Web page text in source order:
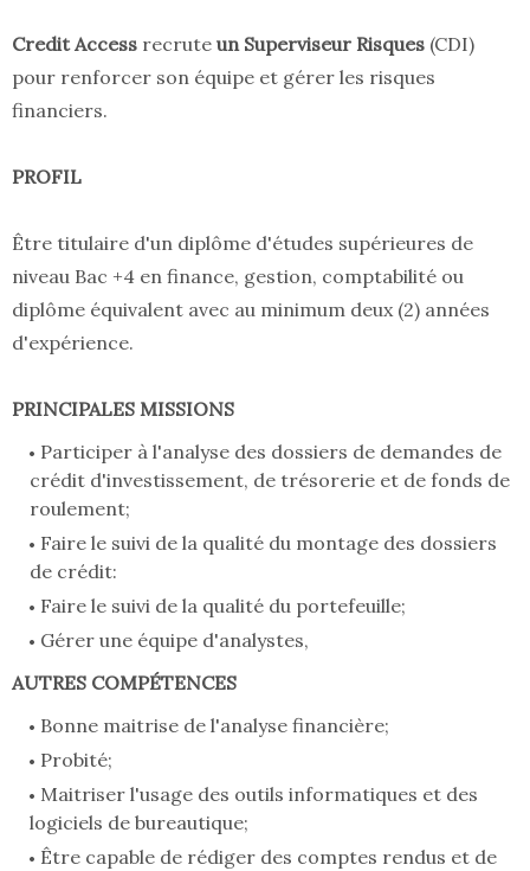
Credit Access recrute un Superviseur Risques (CDI)
pour renforcer son équipe et gérer les risques
financiers.
PROFIL
Être titulaire d'un diplôme d'études supérieures de
niveau Bac +4 en finance, gestion, comptabilité ou
diplôme équivalent avec au minimum deux (2) années
d'expérience.
PRINCIPALES MISSIONS
Participer à l'analyse des dossiers de demandes de
crédit d'investissement, de trésorerie et de fonds de
roulement;
Faire le suivi de la qualité du montage des dossiers
de crédit:
Faire le suivi de la qualité du portefeuille;
Gérer une équipe d'analystes,
AUTRES COMPÉTENCES
Bonne maitrise de l'analyse financière;
Probité;
Maitriser l'usage des outils informatiques et des
logiciels de bureautique;
Être capable de rédiger des comptes rendus et de